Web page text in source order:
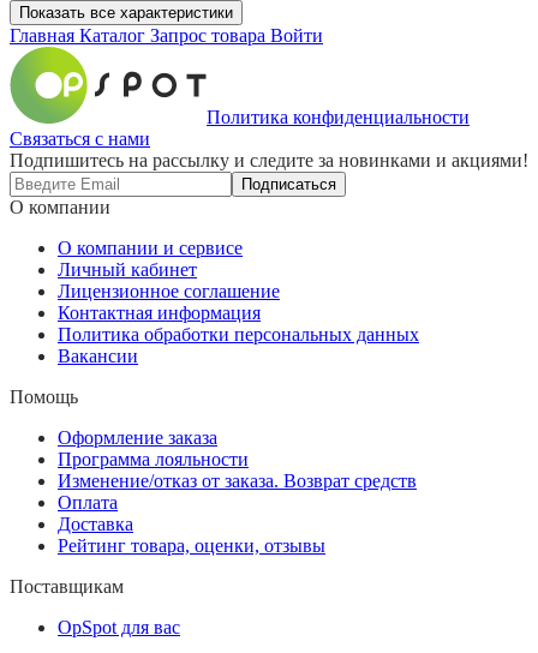
Показать все характеристики
Главная Каталог Запрос товара Войти
Политика конфиденциальности
Связаться с нами
Подпишитесь на рассылку и следите за новинками и акциями!
Подписаться
О компании
О компании и сервисе
Личный кабинет
Лицензионное соглашение
Контактная информация
Политика обработки персональных данных
Вакансии
Помощь
Оформление заказа
Программа лояльности
Изменение/отказ от заказа. Возврат средств
Оплата
Доставка
Рейтинг товара, оценки, отзывы
Поставщикам
OpSpot для вас